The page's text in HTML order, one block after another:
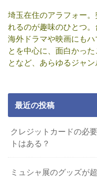
埼玉在住のアラフォー
れるのが趣味のひとつ。
海外ドラマや映画にも
とを中心に、面白かっ
となど、あらゆるジャ
最近の投稿
クレジットカードの必
トはある？
ミュシャ展のグッズが